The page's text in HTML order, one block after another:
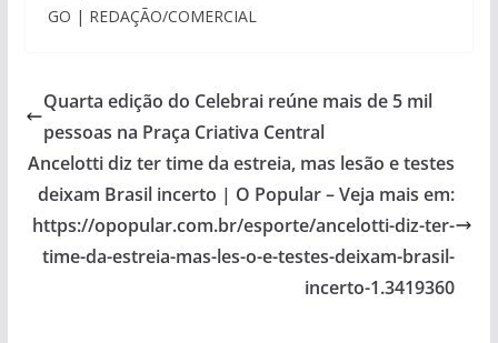
GO | REDAÇÃO/COMERCIAL
Quarta edição do Celebrai reúne mais de 5 mil
pessoas na Praça Criativa Central
Ancelotti diz ter time da estreia, mas lesão e testes
deixam Brasil incerto | O Popular – Veja mais em:
https://opopular.com.br/esporte/ancelotti-diz-ter-
time-da-estreia-mas-les-o-e-testes-deixam-brasil-
incerto-1.3419360